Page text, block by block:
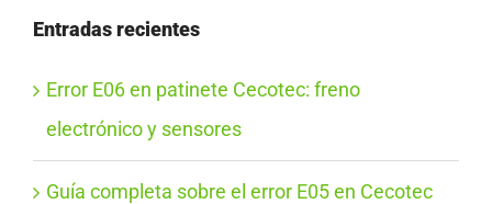
Entradas recientes
Error E06 en patinete Cecotec: freno
electrónico y sensores
Guía completa sobre el error E05 en Cecotec